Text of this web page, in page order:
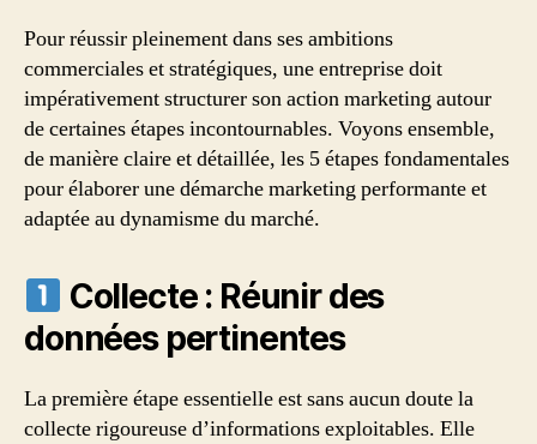
Pour réussir pleinement dans ses ambitions
commerciales et stratégiques, une entreprise doit
impérativement structurer son action marketing autour
de certaines étapes incontournables. Voyons ensemble,
de manière claire et détaillée, les 5 étapes fondamentales
pour élaborer une démarche marketing performante et
adaptée au dynamisme du marché.
Collecte : Réunir des
données pertinentes
La première étape essentielle est sans aucun doute la
collecte rigoureuse d’informations exploitables. Elle